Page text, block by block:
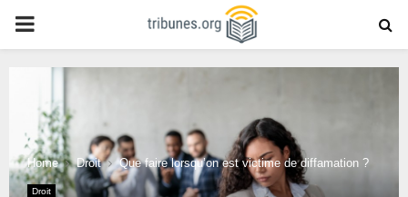
PRIMARY
MENU
Home Droit Que faire lorsqu’on est victime de diffamation ?
Droit